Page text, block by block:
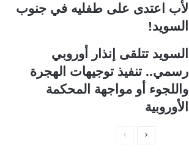
لأب اعتدى على طفليه في جنوب
السويد!
السويد تتلقى إنذار أوروبي
رسمي.. تنفيذ توجيهات الهجرة
واللجوء أو مواجهة المحكمة
الأوروبية